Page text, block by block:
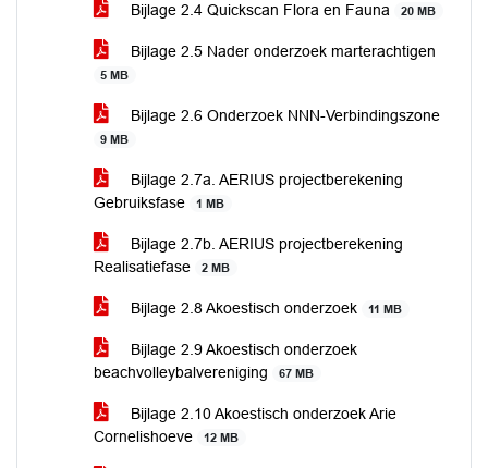
Bijlage 2.4 Quickscan Flora en Fauna 20 MB
Bijlage 2.5 Nader onderzoek marterachtigen
5 MB
Bijlage 2.6 Onderzoek NNN-Verbindingszone
9 MB
Bijlage 2.7a. AERIUS projectberekening
Gebruiksfase
1 MB
Bijlage 2.7b. AERIUS projectberekening
Realisatiefase
2 MB
Bijlage 2.8 Akoestisch onderzoek 11 MB
Bijlage 2.9 Akoestisch onderzoek
beachvolleybalvereniging
67 MB
Bijlage 2.10 Akoestisch onderzoek Arie
Cornelishoeve
12 MB